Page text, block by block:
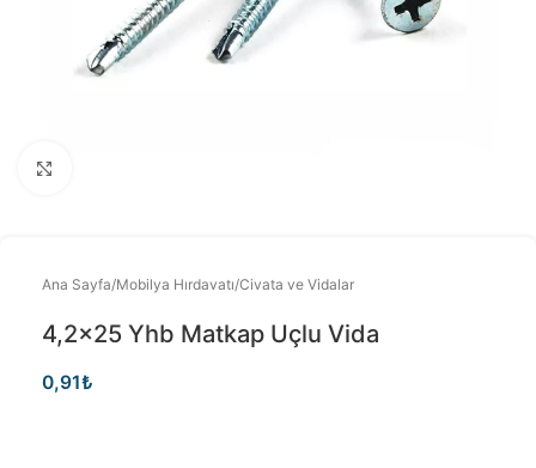
Ana Sayfa/Mobilya Hırdavatı/Civata ve Vidalar
4,2×25 Yhb Matkap Uçlu Vida
0,91₺